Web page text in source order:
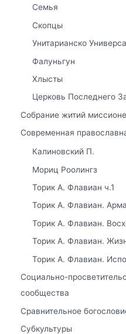
Семья
Скопцы
Унитарианско
Фалуньгун
Хлысты
Церковь Последнего
Собрание житий
Современная
Калиновский П.
Мориц Роолингз
Торик А. Флавиан ч.1
Торик А. Флавиан.
Торик А. Флавиан.
Торик А. Флавиан.
Торик А. Флавиан.
Социально-
сообщества
Сравнительное
Субкультуры